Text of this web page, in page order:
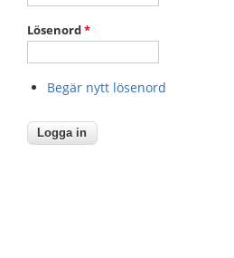
Lösenord*
Begär nytt lösenord